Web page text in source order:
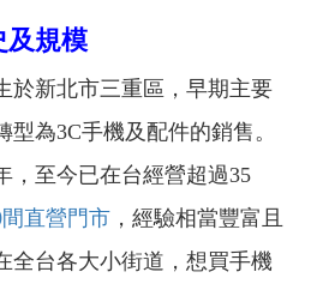
及規模
新北市三重區，早期主要
為3C手機及配件的銷售。
，至今已在台經營超過35
直營門市 ，經驗相當豐富且
全台各大小街道，想買手機